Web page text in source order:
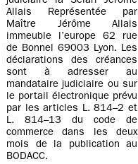
Allais Représentée par
Maître Jérôme Allais
immeuble l’europe 62 rue
de Bonnel 69003 Lyon. Les
déclarations des créances
sont à adresser au
mandataire judiciaire ou sur
le portail électronique prévu
par les articles L. 814–2 et
L. 814–13 du code de
commerce dans les deux
mois de la publication au
BODACC.